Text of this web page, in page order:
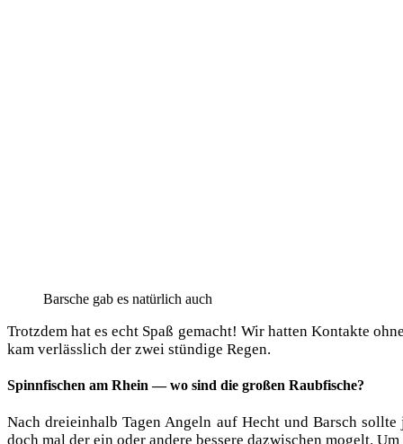
Bar­sche gab es natür­lich auch
Trotz­dem hat es echt Spaß gemacht! Wir hat­ten Kon­tak­te
kam ver­läss­lich der zwei stün­di­ge Regen.
Spinnfischen am Rhein — wo sind die großen Raubfische?
Nach drei­ein­halb Tagen Angeln auf Hecht und Barsch soll­te
doch mal der ein oder ande­re bes­se­re dazwi­schen mogelt.